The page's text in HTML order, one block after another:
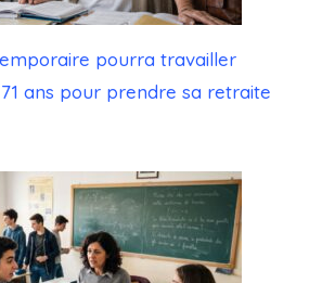
pourra travailler
ans pour prendre sa retraite